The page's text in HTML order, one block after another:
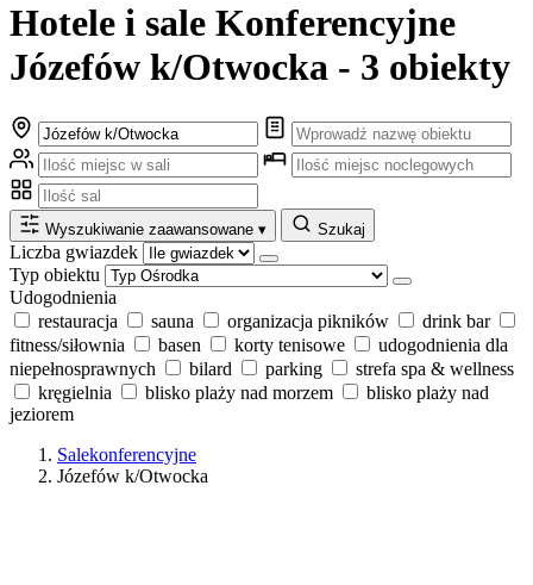
Hotele i sale Konferencyjne
Józefów k/Otwocka - 3 obiekty
Wyszukiwanie zaawansowane ▾ Szukaj
Liczba gwiazdek
Typ obiektu
Udogodnienia
restauracja
sauna organizacja pikników
drink bar
fitness/siłownia
basen korty tenisowe
udogodnienia dla
niepełnosprawnych
bilard parking
strefa spa & wellness
kręgielnia
blisko plaży nad morzem
blisko plaży nad
jeziorem
Salekonferencyjne
Józefów k/Otwocka